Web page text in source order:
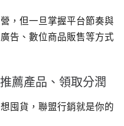
，但一旦掌握平台節奏與
告、數位商品販售等方式
薦產品、領取分潤
囤貨，聯盟行銷就是你的